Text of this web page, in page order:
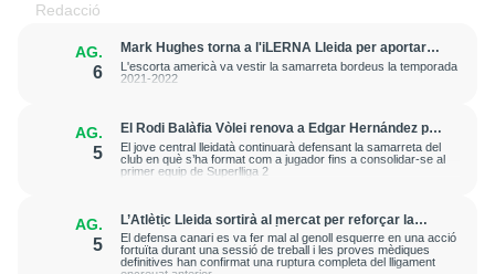
ESPORTS
Redacció
AG.
6
Mark Hughes torna a l'iLERNA Lleida per aportar
amenaça exterior
L'escorta americà va vestir la samarreta bordeus la temporada
2021-2022
AG.
5
El Rodi Balàfia Vòlei renova a Edgar Hernández per
a la temporada 2026-2027
El jove central lleidatà continuarà defensant la samarreta del
club en què s’ha format com a jugador fins a consolidar-se al
primer equip de Superlliga 2
AG.
5
L’Atlètic Lleida sortirà al mercat per reforçar la
posició de central després de la greu lesió que ha
patit Cristian Abreu
El defensa canari es va fer mal al genoll esquerre en una acció
fortuïta durant una sessió de treball i les proves mèdiques
definitives han confirmat una ruptura completa del lligament